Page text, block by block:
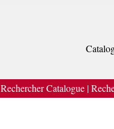
Rechercher Catalogue |